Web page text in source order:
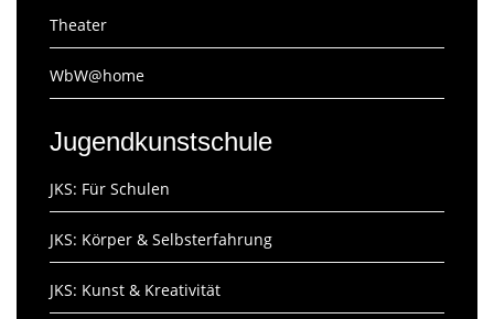
Theater
WbW@home
Jugendkunstschule
JKS: Für Schulen
JKS: Körper & Selbsterfahrung
JKS: Kunst & Kreativität